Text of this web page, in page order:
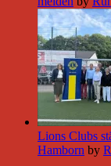
Lions Clubs
Hamborn by